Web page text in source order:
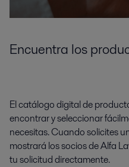
Encuentra los
El catálogo digital de
encontrar y seleccionar
necesitas. Cuando solicites
mostrará los socios de Alfa
tu solicitud directamente.